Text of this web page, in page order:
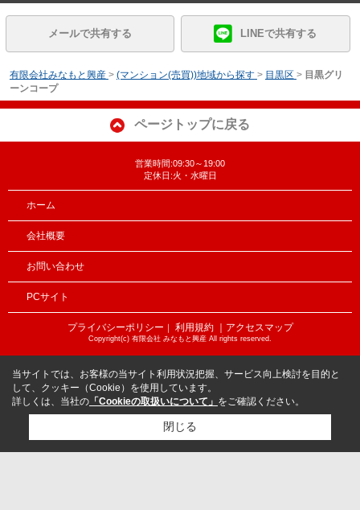
メールで共有する LINEで共有する
有限会社みなもと興産 > (マンション(売買))地域から探す > 目黒区 > 目黒グリ
ーンコープ
ページトップに戻る
営業時間:09:30～19:00
定休日:火・水曜日
ホーム
会社概要
お問い合わせ
PCサイト
プライバシーポリシー ｜ 利用規約 ｜アクセスマップ
Copyright(c) 有限会社 みなもと興産 All rights reserved.
当サイトでは、お客様の当サイト利用状況把握、サービス向上検討を目的と
して、クッキー（Cookie）を使用しています。
詳しくは、当社の 「Cookieの取扱いについて」 をご確認ください。
閉じる